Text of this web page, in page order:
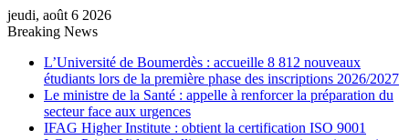
jeudi, août 6 2026
Breaking News
L’Université de Boumerdès : accueille 8 812 nouveaux
étudiants lors de la première phase des inscriptions 2026/2027
Le ministre de la Santé : appelle à renforcer la préparation du
secteur face aux urgences
IFAG Higher Institute : obtient la certification ISO 9001